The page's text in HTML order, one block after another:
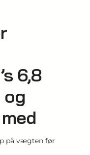
6,8
og
på vægten før